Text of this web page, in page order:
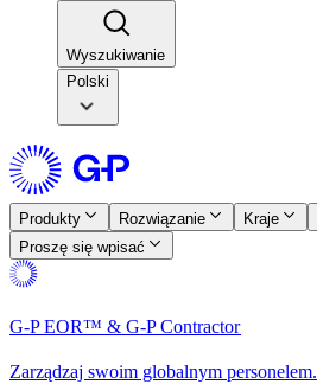
Wyszukiwanie​​
Polski
Produkty​​ Rozwiązanie​​ Kraje​​
Proszę się wpisać​​
G-P EOR™ & G-P Contractor​​
Zarządzaj swoim globalnym personelem.​​